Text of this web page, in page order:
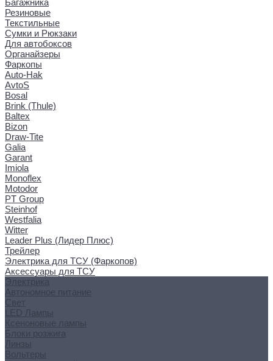
Багажника
Резиновые
Текстильные
Сумки и Рюкзаки
Для автобоксов
Органайзеры
Фаркопы
Auto-Hak
AvtoS
Bosal
Brink (Thule)
Baltex
Bizon
Draw-Tite
Galia
Garant
Imiola
Monoflex
Motodor
PT Group
Steinhof
Westfalia
Witter
Leader Plus (Лидер Плюс)
Трейлер
Электрика для ТСУ (Фаркопов)
Аксессуары для ТСУ
Электрика
Автономное питание
Свет
LED Лампы
Ксеноновые лампы
Блоки розжига
Линзы
Вольтеры